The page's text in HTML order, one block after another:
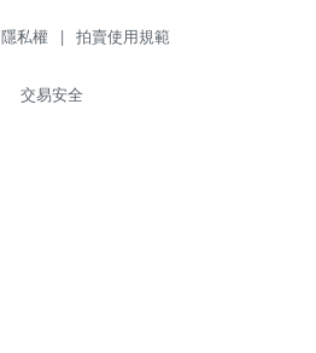
隱私權 | 拍賣使用規範
交易安全